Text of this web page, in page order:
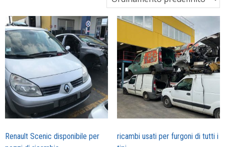
CONTATTI
Renault Scenic disponibile per
ricambi usati per furgoni di tutti i